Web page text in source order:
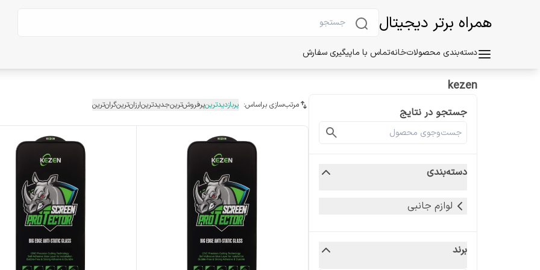
همراه برتر دیجیتال
دسته‌بندی محصولاتخانهتماس با ماپیگیری سفارش
kezen
جستجو در نتایج
دسته‌بندی
لوازم جانبی
برند
مرتب‌سازی براساس: پربازدیدترینپرفروش‌ترینجدیدترینارزان‌ترینگران‌ترین